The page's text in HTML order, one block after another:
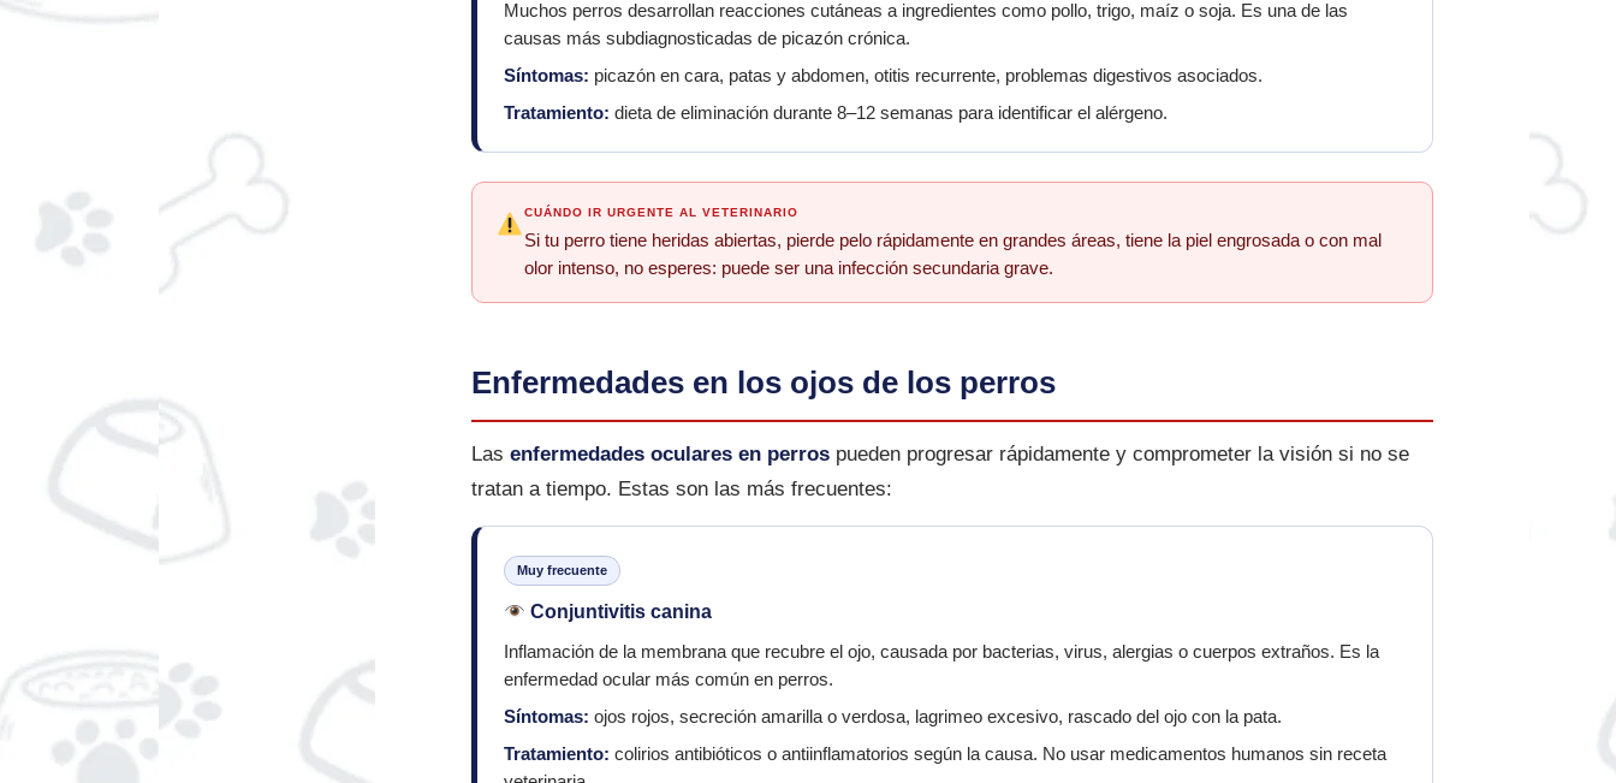
Muchos perros desarrollan reacciones cutáneas a ingredientes como pollo, trigo, maíz o soja. Es una de las
causas más subdiagnosticadas de picazón crónica.
Síntomas: picazón en cara, patas y abdomen, otitis recurrente, problemas digestivos asociados.
Tratamiento: dieta de eliminación durante 8–12 semanas para identificar el alérgeno.
CUÁNDO IR URGENTE AL VETERINARIO
Si tu perro tiene heridas abiertas, pierde pelo rápidamente en grandes áreas, tiene la piel engrosada o con mal
olor intenso, no esperes: puede ser una infección secundaria grave.
Enfermedades en los ojos de los perros
Las enfermedades oculares en perros pueden progresar rápidamente y comprometer la visión si no se
tratan a tiempo. Estas son las más frecuentes:
Muy frecuente
Conjuntivitis canina
Inflamación de la membrana que recubre el ojo, causada por bacterias, virus, alergias o cuerpos extraños. Es la
enfermedad ocular más común en perros.
Síntomas: ojos rojos, secreción amarilla o verdosa, lagrimeo excesivo, rascado del ojo con la pata.
Tratamiento: colirios antibióticos o antiinflamatorios según la causa. No usar medicamentos humanos sin receta